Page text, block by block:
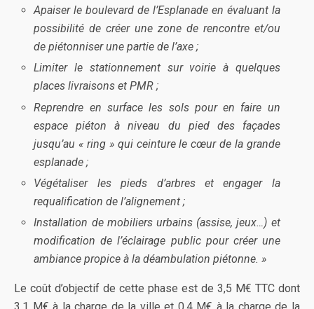
Apaiser le boulevard de l’Esplanade en évaluant la
possibilité de créer une zone de rencontre et/ou
de piétonniser une partie de l’axe ;
Limiter le stationnement sur voirie à quelques
places livraisons et PMR ;
Reprendre en surface les sols pour en faire un
espace piéton à niveau du pied des façades
jusqu’au « ring » qui ceinture le cœur de la grande
esplanade ;
Végétaliser les pieds d’arbres et engager la
requalification de l’alignement ;
Installation de mobiliers urbains (assise, jeux…) et
modification de l’éclairage public pour créer une
ambiance propice à la déambulation piétonne. »
Le coût d’objectif de cette phase est de 3,5 M€ TTC dont